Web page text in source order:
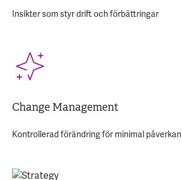
Insikter som styr drift och förbättringar
Change Management
Kontrollerad förändring för minimal påverkan